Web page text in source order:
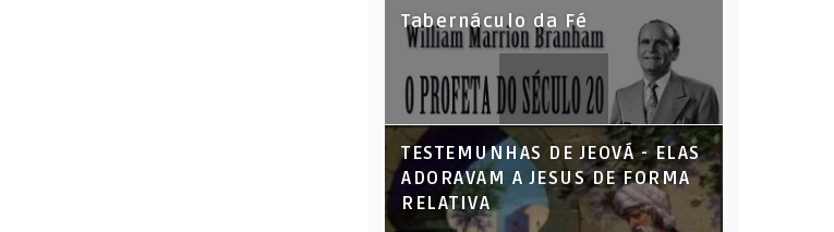
Tabernáculo da Fé
TESTEMUNHAS DE JEOVÁ - ELAS
ADORAVAM A JESUS DE FORMA
RELATIVA